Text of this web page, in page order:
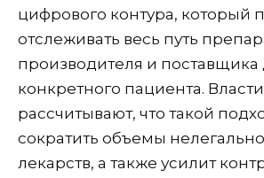
цифрового контура, который
отслеживать весь путь
производителя и поставщика
конкретного пациента. Власти
рассчитывают, что такой
сократить объемы
лекарств, а также усилит